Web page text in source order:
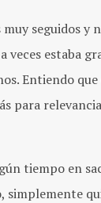
seguidos y
veces estaba
Entiendo
para
tiempo en
simplemente